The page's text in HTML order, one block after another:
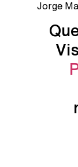
Jorge